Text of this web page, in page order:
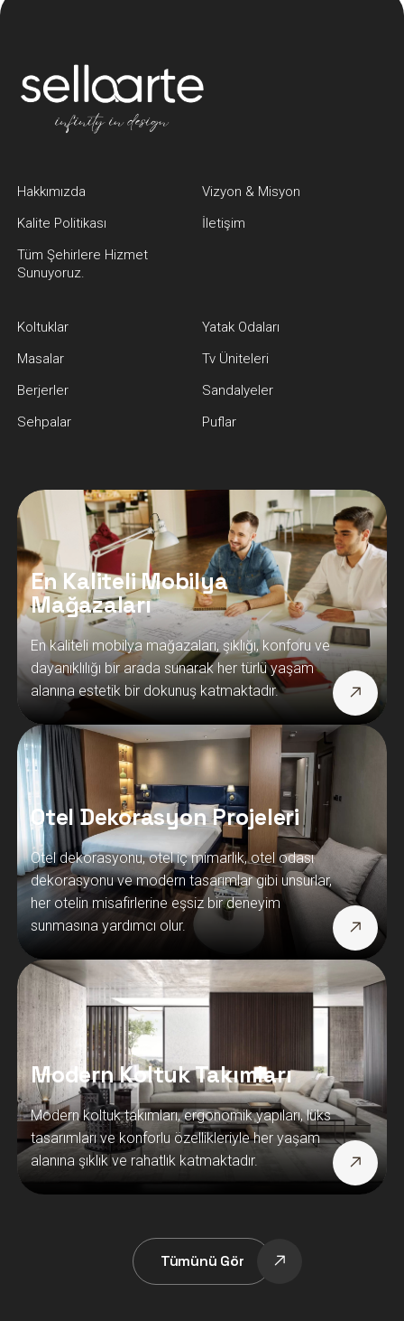
Hakkımızda
Vizyon & Misyon
Kalite Politikası
İletişim
Tüm Şehirlere Hizmet
Sunuyoruz.
Koltuklar
Yatak Odaları
Masalar
Tv Üniteleri
Berjerler
Sandalyeler
Sehpalar
Puflar
En Kaliteli Mobilya
Mağazaları
En kaliteli mobilya mağazaları, şıklığı, konforu ve
dayanıklılığı bir arada sunarak her türlü yaşam
alanına estetik bir dokunuş katmaktadır.
Otel Dekorasyon Projeleri
Otel dekorasyonu, otel iç mimarlık, otel odası
dekorasyonu ve modern tasarımlar gibi unsurlar,
her otelin misafirlerine eşsiz bir deneyim
sunmasına yardımcı olur.
Modern Koltuk Takımları
Modern koltuk takımları, ergonomik yapıları, lüks
tasarımları ve konforlu özellikleriyle her yaşam
alanına şıklık ve rahatlık katmaktadır.
Tümünü Gör